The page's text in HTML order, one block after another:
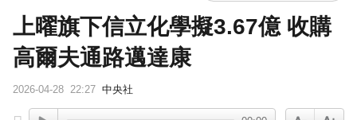
上曜旗下信立化學擬3.67億 收購
高爾夫通路邁達康
2026-04-28 22:27 中央社